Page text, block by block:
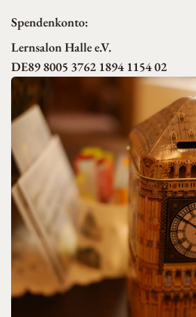
Spendenkonto:
Lernsalon Halle e.V.
DE89 8005 3762 1894 1154 02